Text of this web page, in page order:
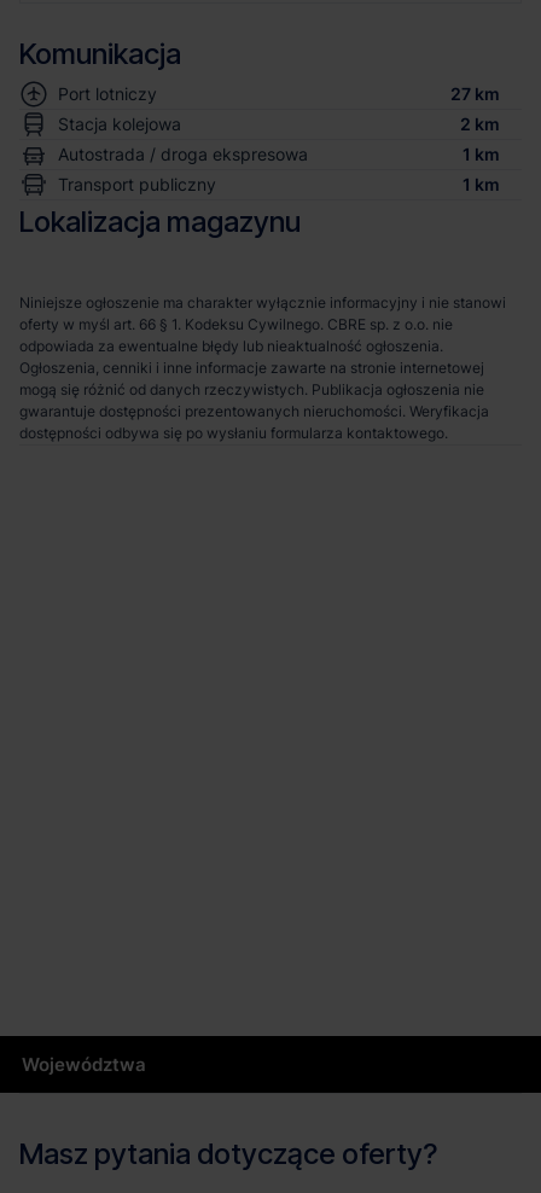
Komunikacja
Port lotniczy
27 km
Stacja kolejowa
2 km
Autostrada / droga ekspresowa
1 km
Transport publiczny
1 km
Lokalizacja magazynu
Niniejsze ogłoszenie ma charakter wyłącznie informacyjny i nie stanowi
oferty w myśl art. 66 § 1. Kodeksu Cywilnego. CBRE sp. z o.o. nie
odpowiada za ewentualne błędy lub nieaktualność ogłoszenia.
Ogłoszenia, cenniki i inne informacje zawarte na stronie internetowej
mogą się różnić od danych rzeczywistych. Publikacja ogłoszenia nie
gwarantuje dostępności prezentowanych nieruchomości. Weryfikacja
dostępności odbywa się po wysłaniu formularza kontaktowego.
Województwa
Masz pytania dotyczące oferty?